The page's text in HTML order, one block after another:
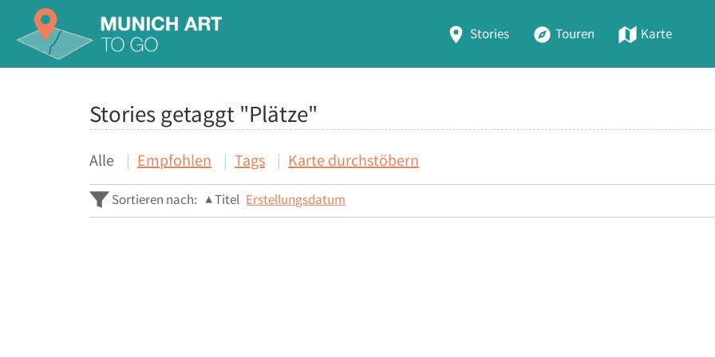
Stories Touren Karte
Stories getaggt "Plätze"
Alle Empfohlen Tags Karte durchstöbern
Sortieren nach: Titel Erstellungsdatum